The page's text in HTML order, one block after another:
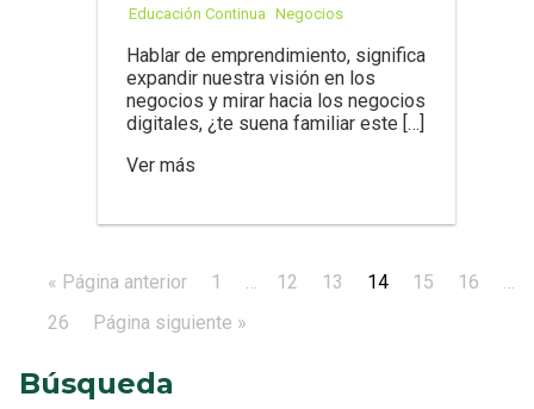
Educación Continua Negocios
Hablar de emprendimiento, significa
expandir nuestra visión en los
negocios y mirar hacia los negocios
digitales, ¿te suena familiar este […]
Ver más
« Página anterior 1 … 12 13 14 15 16
…
26
Página siguiente »
Búsqueda